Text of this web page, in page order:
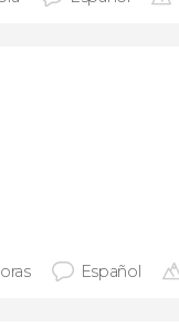
Español